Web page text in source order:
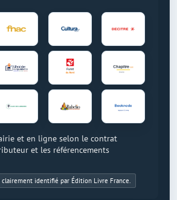
et en ligne selon le contrat
et les référencements
identifié par Édition Livre France.